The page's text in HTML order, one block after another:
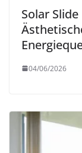
Solar
04/06/2026